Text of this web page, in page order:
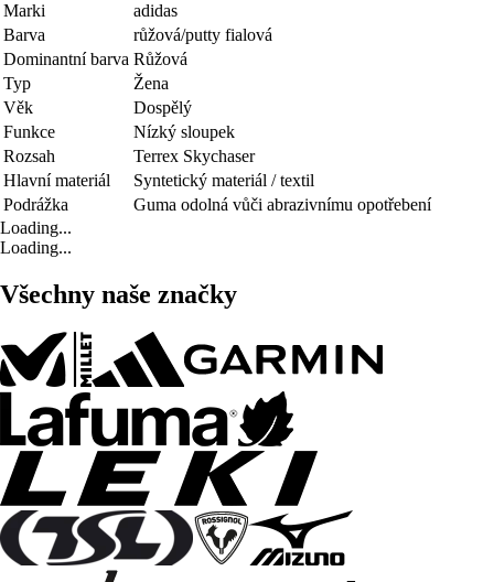
Marki
adidas
Barva
růžová/putty fialová
Dominantní barva Růžová
Typ
Žena
Věk
Dospělý
Funkce
Nízký sloupek
Rozsah
Terrex Skychaser
Hlavní materiál
Syntetický materiál / textil
Podrážka
Guma odolná vůči abrazivnímu opotřebení
Loading...
Loading...
Všechny naše značky